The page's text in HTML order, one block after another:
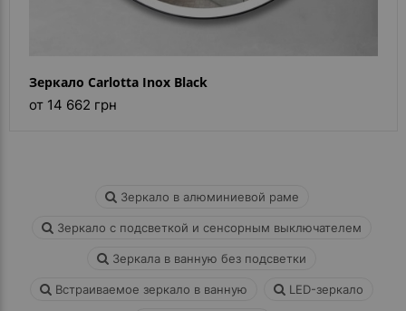
Зеркало Carlotta Inox Black
от 14 662 грн
Зеркало в алюминиевой раме
Зеркало с подсветкой и сенсорным выключателем
Зеркала в ванную без подсветки
Встраиваемое зеркало в ванную LED-зеркало